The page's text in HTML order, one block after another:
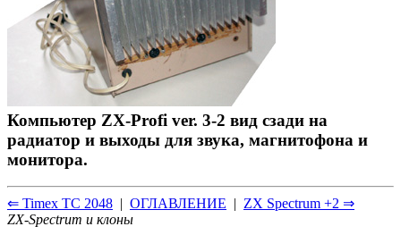
Компьютер ZX-Profi ver. 3-2 вид сзади на
радиатор и выходы для звука, магнитофона и
монитора.
⇐ Timex TC 2048 | ОГЛАВЛЕНИЕ | ZX Spectrum +2 ⇒
ZX-Spectrum и клоны